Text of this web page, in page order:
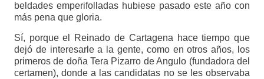
beldades emperifolladas hubiese pasado este año con
más pena que gloria.
Sí, porque el Reinado de Cartagena hace tiempo que
dejó de interesarle a la gente, como en otros años, los
primeros de doña Tera Pizarro de Angulo (fundadora del
certamen), donde a las candidatas no se les observaba